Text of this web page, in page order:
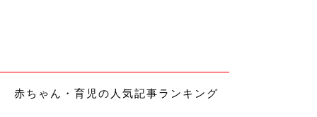
赤ちゃん・育児の人気記事ランキング